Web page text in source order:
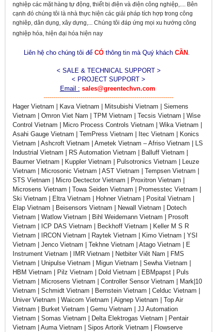
nghiệp các mặt hàng tự động, thiết bị điện và điện công nghiệp,.... Bên
cạnh đó chúng tôi là nhà thực hiện các giải pháp tích hợp trong công
nghiêp, dân dụng, xây dựng,... Chúng tôi đáp ứng mọi xu hướng công
nghiệp hóa, hiện đại hóa hiện nay
Liên hệ cho chúng tôi để CÓthông tin mà Quý khách CẦN.
< SALE & TECHNICAL SUPPORT >
< PROJECT SUPPORT >
Email : sales@greentechvn.com
-------------------------------------------------------------------
Hager Vietnam | Kava Vietnam | Mitsubishi Vietnam | Siemens
Vietnam | Omron Viet Nam | TPM Vietnam | Tecsis Vietnam | Wise
Control Vietnam | Micro Process Controls Vietnam | Wika Vietnam |
Asahi Gauge Vietnam | TemPress Vietnam | Itec Vietnam | Konics
Vietnam | Ashcroft Vietnam | Ametek Vietnam – Afriso Vietnam | LS
Industrial Vietnam | RS Automation Vietnam | Balluff Vietnam |
Baumer Vietnam | Kuppler Vietnam | Pulsotronics Vietnam | Leuze
Vietnam | Microsonic Vietnam | AST Vietnam | Tempsen Vietnam |
STS Vietnam | Micro Dectector Vietnam | Proxitron Vietnam |
Microsens Vietnam | Towa Seiden Vietnam | Promesstec Vietnam |
Ski Vietnam | Eltra Vietnam | Hohner Vietnam | Posital Vietnam |
Elap Vietnam | Beisensors Vietnam | Newall Vietnam | Dotech
Vietnam | Watlow Vietnam | Bihl Weidemann Vietnam | Prosoft
Vietnam | ICP DAS Vietnam | Beckhoff Vietnam | Keller M S R
Vietnam | IRCON Vietnam | Raytek Vietnam | Kimo Vietnam | YSI
Vietnam | Jenco Vietnam | Tekhne Vietnam | Atago Vietnam | E
Instrument Vietnam | IMR Vietnam | Netbiter Viêt Nam | FMS
Vietnam | Unipulse Vietnam | Migun Vietnam | Sewha Vietnam |
HBM Vietnam | Pilz Vietnam | Dold Vietnam | EBMpapst | Puls
Vietnam | Microsens Vietnam | Controller Sensor Vietnam | Mark|10
Vietnam | Schmidt Vietnam | Bernstein Vietnam | Celduc Vietnam |
Univer Vietnam | Waicom Vietnam | Aignep Vietnam | Top Air
Vietnam | Burket Vietnam | Gemu Vietnam | JJ Automation
Vietnam | Somas Vietnam | Delta Elektrogas Vietnam | Pentair
Vietnam | Auma Vietnam | Sipos Artorik Vietnam | Flowserve